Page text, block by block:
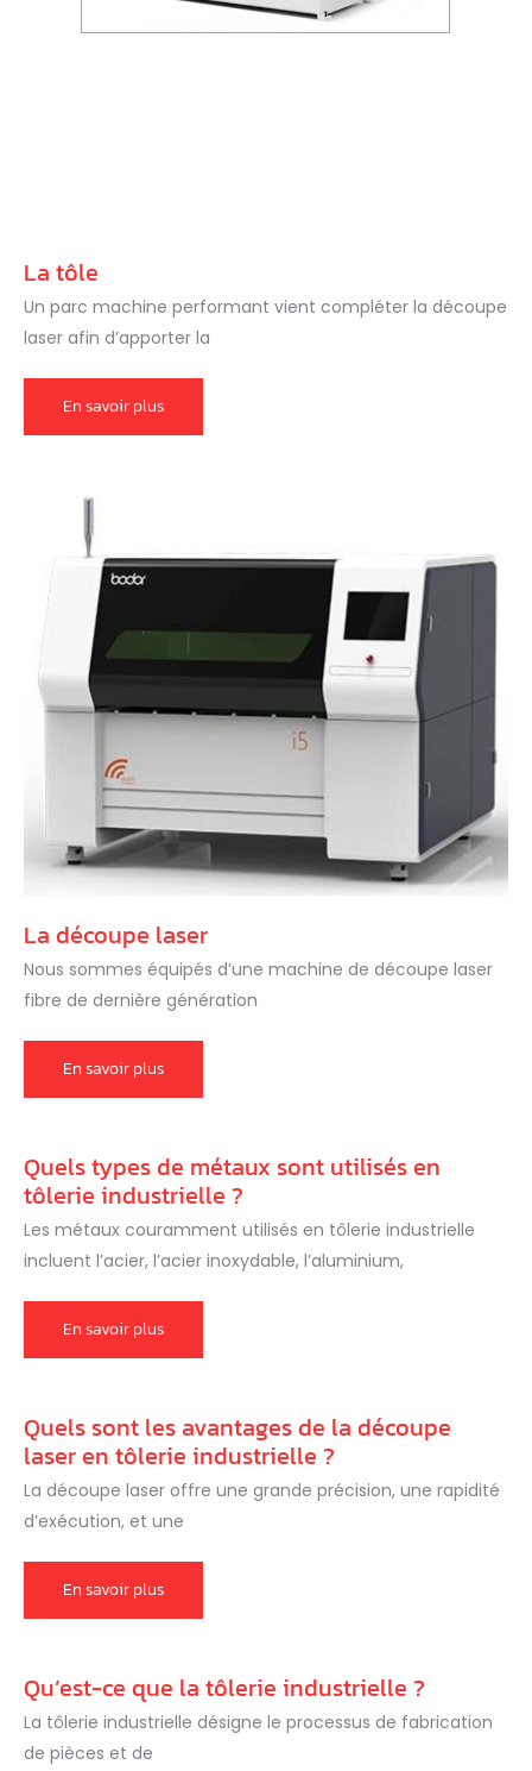
La tôle
Un parc machine performant vient compléter la découpe
laser afin d’apporter la
La
En savoir plus
La découpe laser
Nous sommes équipés d’une machine de découpe laser
fibre de dernière génération
La
laser
En savoir plus
Quels types de métaux sont utilisés en
tôlerie industrielle ?
Les métaux couramment utilisés en tôlerie industrielle
incluent l’acier, l’acier inoxydable, l’aluminium,
Quels
de
en
tôlerie
industrielle
?
En savoir plus
Quels sont les avantages de la découpe
laser en tôlerie industrielle ?
La découpe laser offre une grande précision, une rapidité
d’exécution, et une
Quels
les
découpe
en
industrielle
En savoir plus
Qu’est-ce que la tôlerie industrielle ?
La tôlerie industrielle désigne le processus de fabrication
de pièces et de